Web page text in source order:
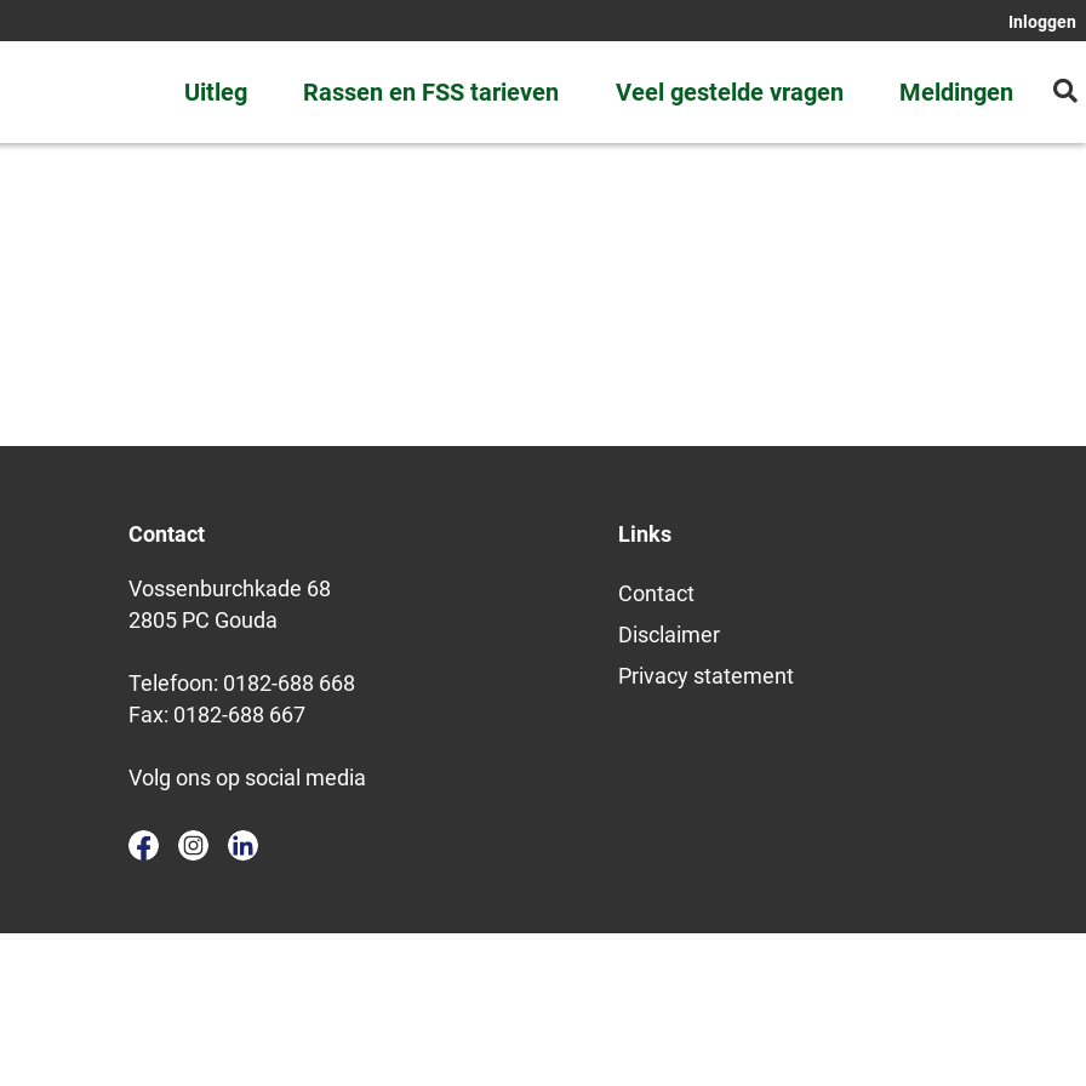
Inloggen
Uitleg Rassen en FSS tarieven Veel gestelde vragen Meldingen
Contact
Vossenburchkade 68
2805 PC Gouda
Telefoon: 0182-688 668
Fax: 0182-688 667
Volg ons op social media
Links
Contact
Disclaimer
Privacy statement